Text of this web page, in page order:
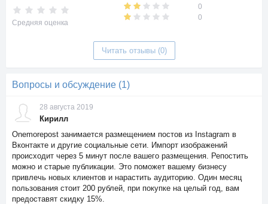
Средняя оценка
0
0
Читать отзывы (0)
Вопросы и обсуждение (1)
28 августа 2019
Кирилл
Onemorepost занимается размещением постов из Instagram в
Вконтакте и другие социальные сети. Импорт изображений
происходит через 5 минут после вашего размещения. Репостить
можно и старые публикации. Это поможет вашему бизнесу
привлечь новых клиентов и нарастить аудиторию. Один месяц
пользования стоит 200 рублей, при покупке на целый год, вам
предоставят скидку 15%.